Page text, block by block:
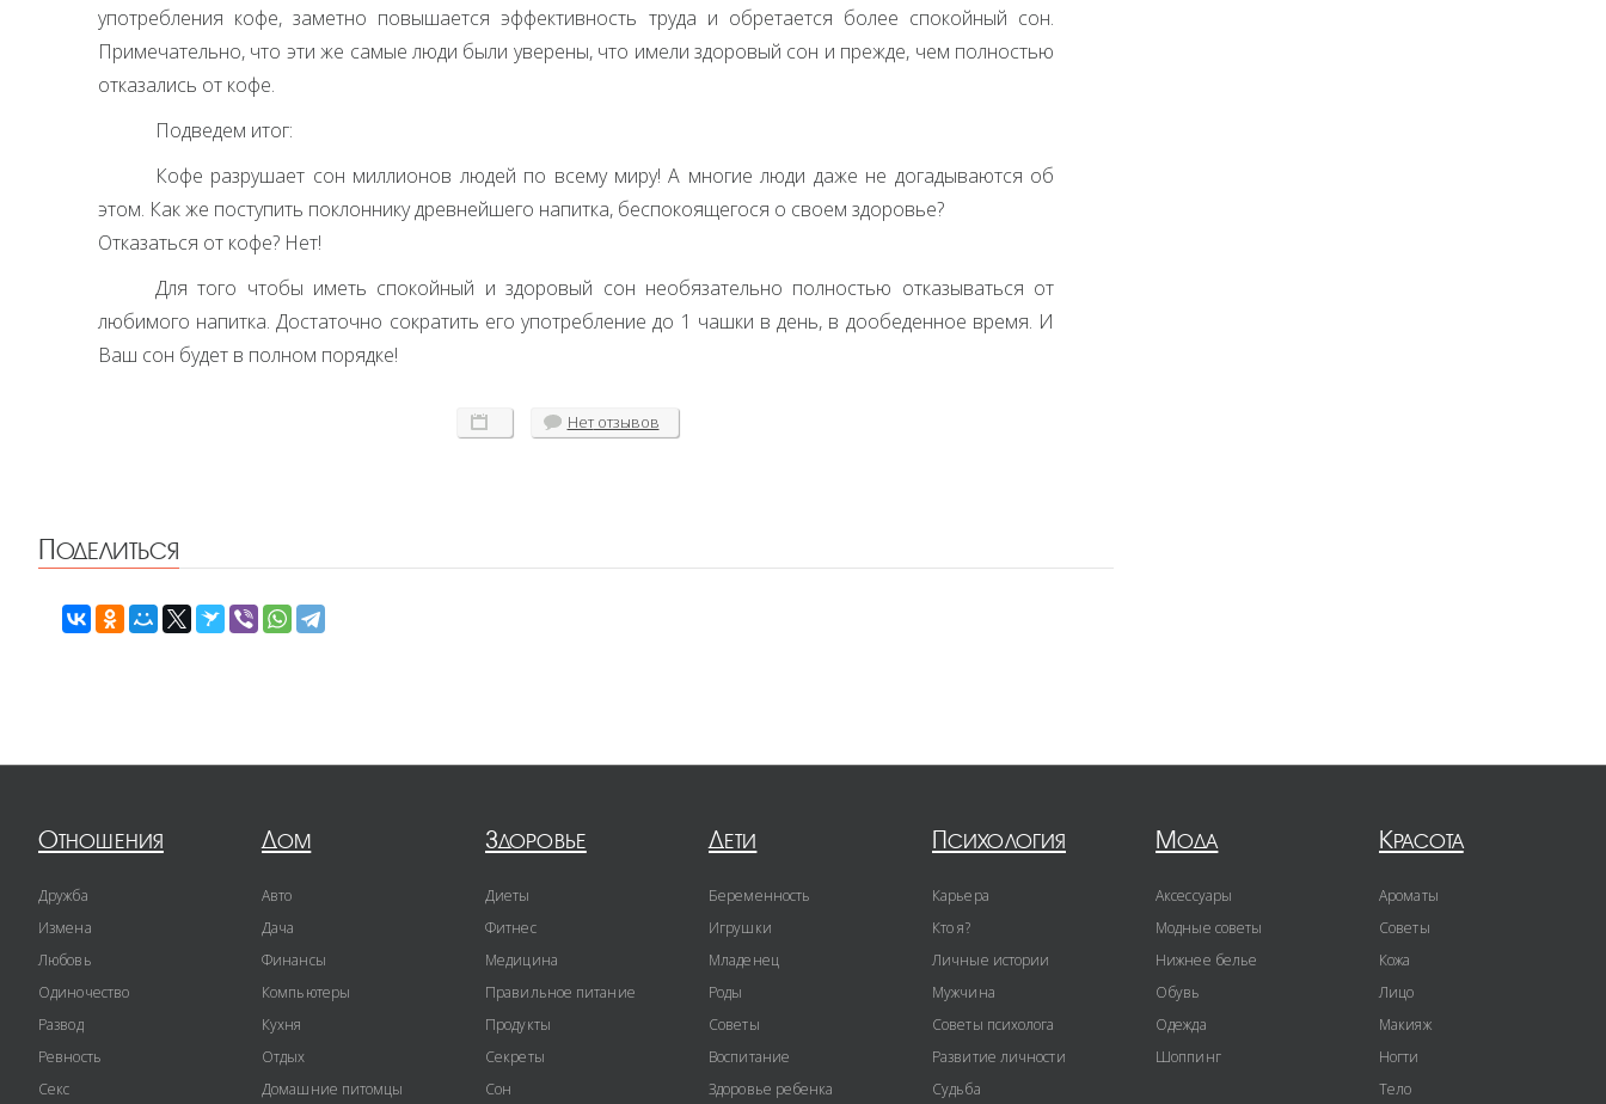
употребления кофе, заметно повышается эффективность труда и обретается более спокойный сон.
Примечательно, что эти же самые люди были уверены, что имели здоровый сон и прежде, чем полностью
отказались от кофе.
Подведем итог:
Кофе разрушает сон миллионов людей по всему миру! А многие люди даже не догадываются об
этом. Как же поступить поклоннику древнейшего напитка, беспокоящегося о своем здоровье?
Отказаться от кофе? Нет!
Для того чтобы иметь спокойный и здоровый сон необязательно полностью отказываться от
любимого напитка. Достаточно сократить его употребление до 1 чашки в день, в дообеденное время. И
Ваш сон будет в полном порядке!
Нетотзывов
Поделиться
Отношения
Дружба
Измена
Любовь
Одиночество
Развод
Ревность
Секс
Дом
Авто
Дача
Финансы
Компьютеры
Кухня
Отдых
Домашние питомцы
Здоровье
Диеты
Фитнес
Медицина
Правильное питание
Продукты
Секреты
Сон
Дети
Беременность
Игрушки
Младенец
Роды
Советы
Воспитание
Здоровье ребенка
Психология
Карьера
Кто я?
Личные истории
Мужчина
Советы психолога
Развитие личности
Судьба
Мода
Аксессуары
Модные советы
Нижнее белье
Обувь
Одежда
Шоппинг
Красота
Ароматы
Советы
Кожа
Лицо
Макияж
Ногти
Тело